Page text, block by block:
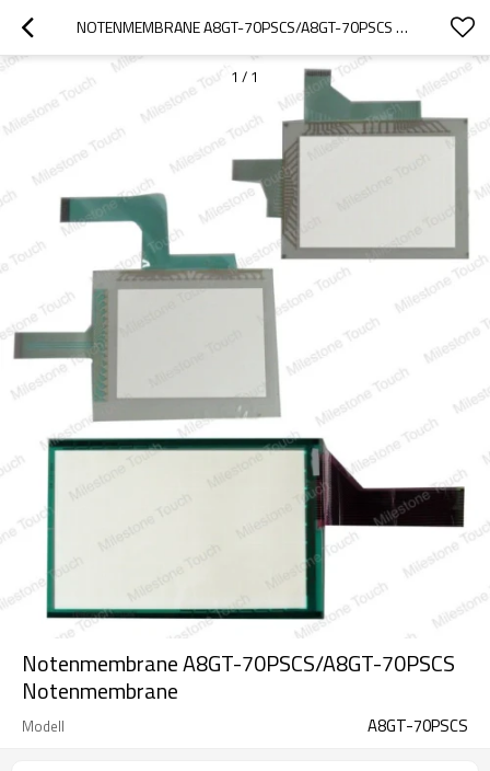
NOTENMEMBRANE A8GT-70PSCS/A8GT-70PSCS NOTENMEMBRANE
1 / 1
Notenmembrane A8GT-70PSCS/A8GT-70PSCS
Notenmembrane
Modell A8GT-70PSCS